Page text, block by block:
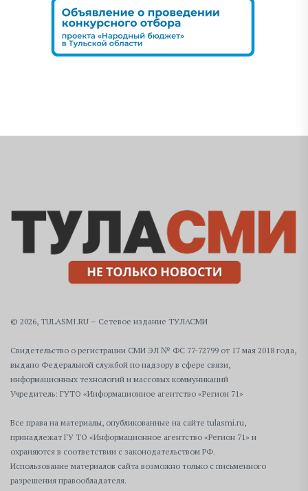
© 2026, TULASMI.RU – Сетевое издание ТУЛАСМИ
Свидетельство о регистрации СМИ ЭЛ № ФС 77-72799 от 17 мая 2018 года,
выдано Федеральной службой по надзору в сфере связи,
информационных технологий и массовых коммуникаций
Учредитель: ГУТО «Информационное агентство «Регион 71»
Все права на материалы, опубликованные на сайте tulasmi.ru,
принадлежат ГУ ТО «Информационное агентство «Регион 71» и
охраняются в соответствии с законодательством РФ.
Использование материалов сайта возможно только с письменного
разрешения правообладателя.